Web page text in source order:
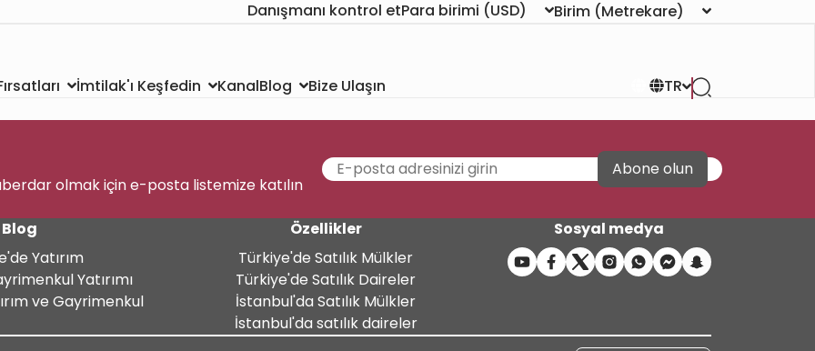
Danışmanı kontrol etPara birimi (USD) Birim (Metrekare)
İmtilak'ı Keşfedin KanalBlog Bize Ulaşın TR
olmak için e-posta listemize katılın
Abone olun
Blog
Yatırım
Yatırımı
ve Gayrimenkul
Özellikler
Türkiye'de Satılık Mülkler
Türkiye'de Satılık Daireler
İstanbul'da Satılık Mülkler
İstanbul'da satılık daireler
Sosyal medya